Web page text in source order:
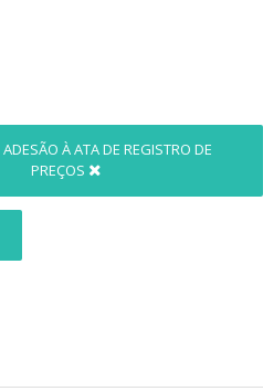
ADESÃO À ATA DE REGISTRO DE
PREÇOS